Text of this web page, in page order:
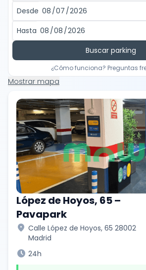
Desde
Hasta
Buscar parking
¿Cómo funciona? Preguntas
Mostrar mapa
López de Hoyos, 65 –
Pavapark
location_on Calle López de Hoyos, 65 28002
Madrid
schedule 24h